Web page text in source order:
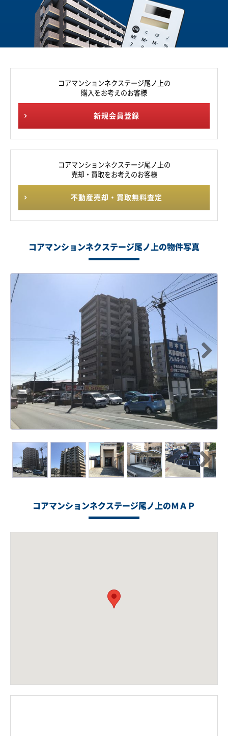
コアマンションネクステージ尾ノ上の
購入をお考えのお客様
新規会員登録
コアマンションネクステージ尾ノ上の
売却・買取をお考えのお客様
不動産売却・買取無料査定
コアマンションネクステージ尾ノ上の物件写真
Next
Next
コアマンションネクステージ尾ノ上のＭＡＰ